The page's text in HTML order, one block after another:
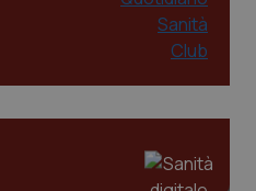
www.quotidianosanita.it